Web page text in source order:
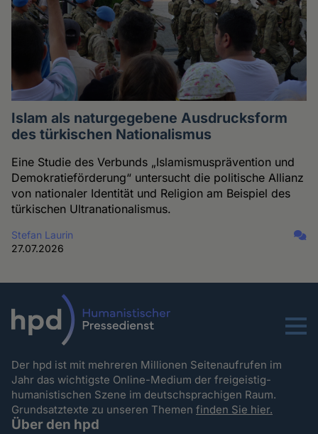
Islam als naturgegebene Ausdrucksform
des türkischen Nationalismus
Eine Studie des Verbunds „Islamismusprävention und
Demokratieförderung“ untersucht die politische Allianz
von nationaler Identität und Religion am Beispiel des
türkischen Ultranationalismus.
Stefan Laurin
27.07.2026
Menu
Der hpd ist mit mehreren Millionen Seitenaufrufen im
Jahr das wichtigste Online-Medium der freigeistig-
humanistischen Szene im deutschsprachigen Raum.
Grundsatztexte zu unseren Themenfinden Sie hier.
Über den hpd